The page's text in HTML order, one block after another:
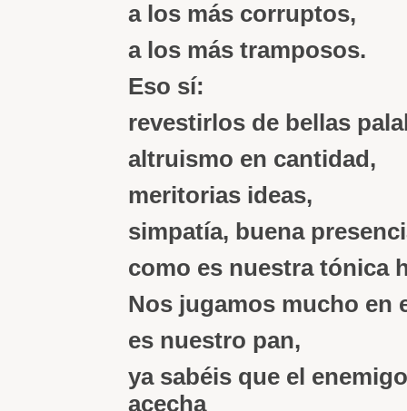
a los más corruptos,
a los más tramposos.
Eso sí:
revestirlos de bellas
altruismo en cantidad,
meritorias ideas,
simpatía, buena
como es nuestra tónica
Nos jugamos mucho en
es nuestro pan,
ya sabéis que el
acecha